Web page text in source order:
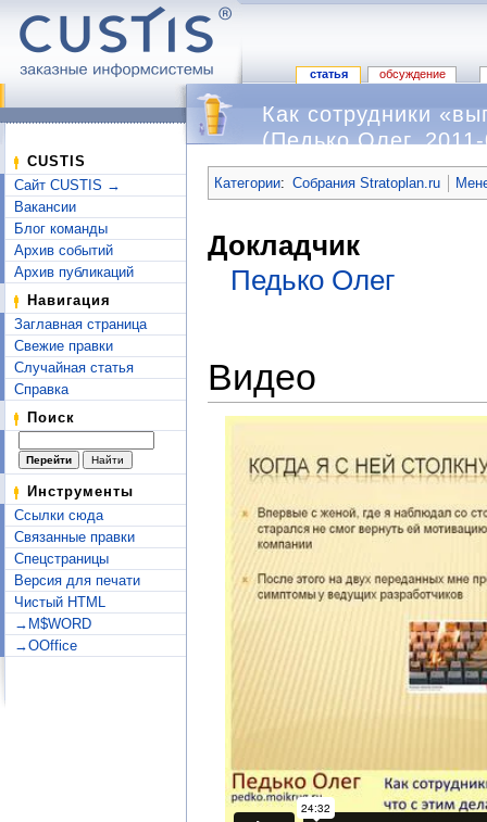
статья обсуждение
CUSTIS
Сайт CUSTIS →
Вакансии
Блог команды
Архив событий
Архив публикаций
Навигация
Заглавная страница
Свежие правки
Случайная статья
Справка
Поиск
Инструменты
Ссылки сюда
Связанные правки
Спецстраницы
Версия для печати
Чистый HTML
→M$WORD
→OOffice
Как сотрудники
(Педько Олег,
Категории: Собрания Stratoplan.ru
Докладчик
Педько Олег
Видео